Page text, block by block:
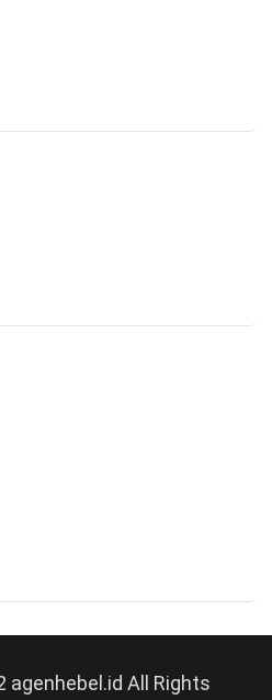
agenhebel.id All Rights